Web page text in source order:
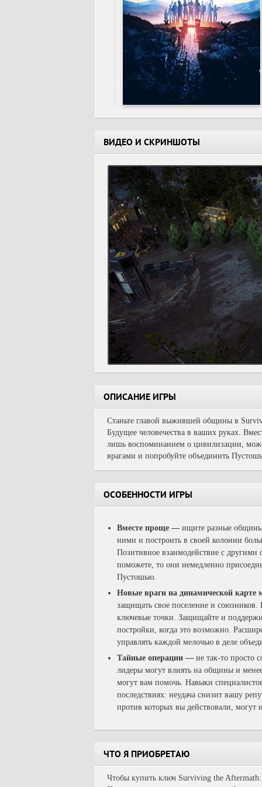
ВИДЕО И СКРИНШОТЫ
ОПИСАНИЕ ИГРЫ
Станьте главой выжившей общины в
Будущее человечества в ваших руках.
лишь воспоминанием о цивилизации,
врагами и попробуйте объединить
ОСОБЕННОСТИ ИГРЫ
Вместе проще — ищите разные
ними и построить в своей колонии
Позитивное взаимодействие с
поможете, то они немедленно
Пустошью.
Новые враги на динамической
защищать свое поселение и
ключевые точки. Защищайте и
постройки, когда это возможно.
управлять каждой мелочью в деле
Тайные операции — не так-то просто
лидеры могут влиять на общины и
могут вам помочь. Навыки
последствиях: неудача снизит вашу
против которых вы действовали, могут
ЧТО Я ПРИОБРЕТАЮ
Чтобы купить ключ Surviving the Aftermath: